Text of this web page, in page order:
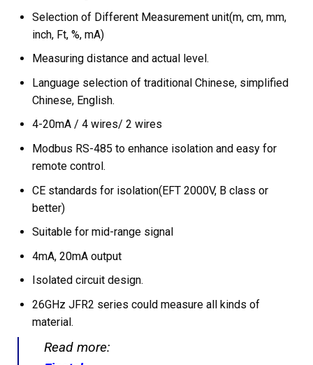
Selection of Different Measurement unit(m, cm, mm,
inch, Ft, %, mA)
Measuring distance and actual level.
Language selection of traditional Chinese, simplified
Chinese, English.
4-20mA / 4 wires/ 2 wires
Modbus RS-485 to enhance isolation and easy for
remote control.
CE standards for isolation(EFT 2000V, B class or
better)
Suitable for mid-range signal
4mA, 20mA output
Isolated circuit design.
26GHz JFR2 series could measure all kinds of
material.
Read more: